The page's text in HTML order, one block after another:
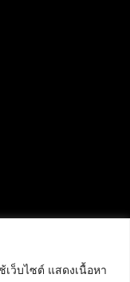
เว็บไซต์ แสดงเนื้อหา